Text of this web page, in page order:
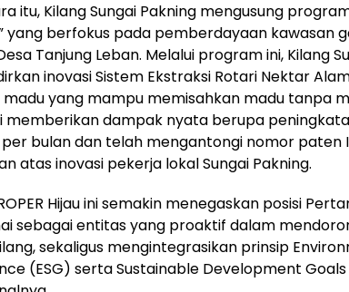
itu, Kilang Sungai Pakning mengusung
yang berfokus pada pemberdayaan kawasan
Tanjung Leban. Melalui program ini, Kilang
inovasi Sistem Ekstraksi Rotari Nektar
yang mampu memisahkan madu tanpa
memberikan dampak nyata berupa
bulan dan telah mengantongi nomor paten
atas inovasi pekerja lokal Sungai Pakning.
Hijau ini semakin menegaskan posisi
sebagai entitas yang proaktif dalam
sekaligus mengintegrasikan prinsip
(ESG) serta Sustainable Development